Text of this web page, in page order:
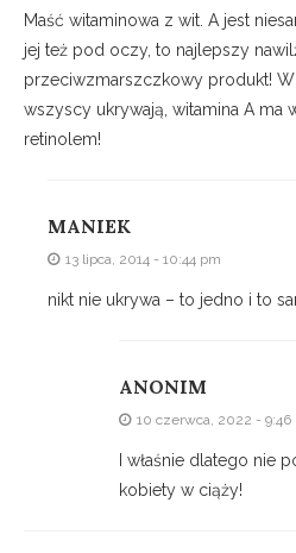
Maść witaminowa z wit. A jest
jej też pod oczy, to najlepszy
przeciwzmarszczkowy produkt!
wszyscy ukrywają, witamina A ma
retinolem!
MANIEK
13 lipca, 2014 - 10:44 pm
nikt nie ukrywa – to jedno i to
ANONIM
10 czerwca, 2022 - 9:46
I właśnie dlatego nie
kobiety w ciąży!